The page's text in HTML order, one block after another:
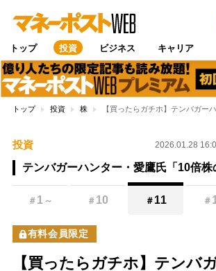
トップ 投資 ビジネス キャリア
トップ 投資 株 【買ったらガチホ】テンバガ
投資 2026.01.28
テンバガーハンター・愛鷹氏「10倍株
＃ 1 ～ ＃ 10 ＃ 11 ＃
有料会員限定
【買ったらガチホ】テンバ